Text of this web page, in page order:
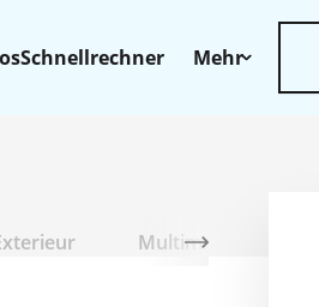
Schnellrechner Mehr
Multimedia